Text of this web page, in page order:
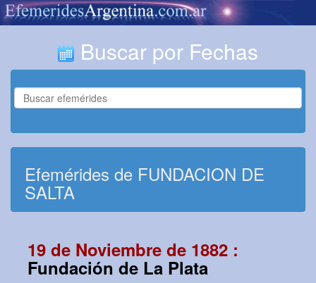
Buscar por Fechas
Efemérides de FUNDACION DE
SALTA
19 de Noviembre de 1882 :
Fundación de La Plata